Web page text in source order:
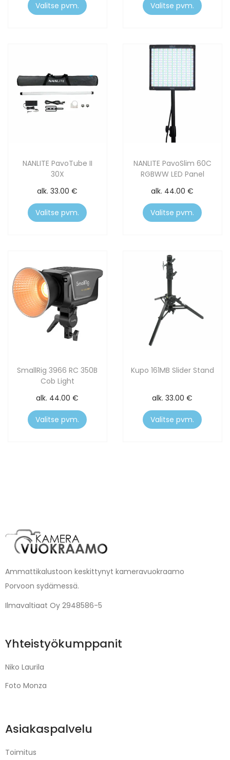
Valitse pvm. Valitse pvm.
NANLITE PavoTube II
30X
alk.33.00€
Valitse pvm.
NANLITE PavoSlim 60C
RGBWW LED Panel
alk. 44.00€
Valitse pvm.
SmallRig 3966 RC 350B
Cob Light
alk. 44.00€
Valitse pvm.
Kupo 161MB Slider Stand
alk.33.00€
Valitse pvm.
Ammattikalustoon keskittynyt kameravuokraamo
Porvoon sydämessä.
Ilmavaltiaat Oy 2948586-5
Yhteistyökumppanit
Niko Laurila
Foto Monza
Asiakaspalvelu
Toimitus